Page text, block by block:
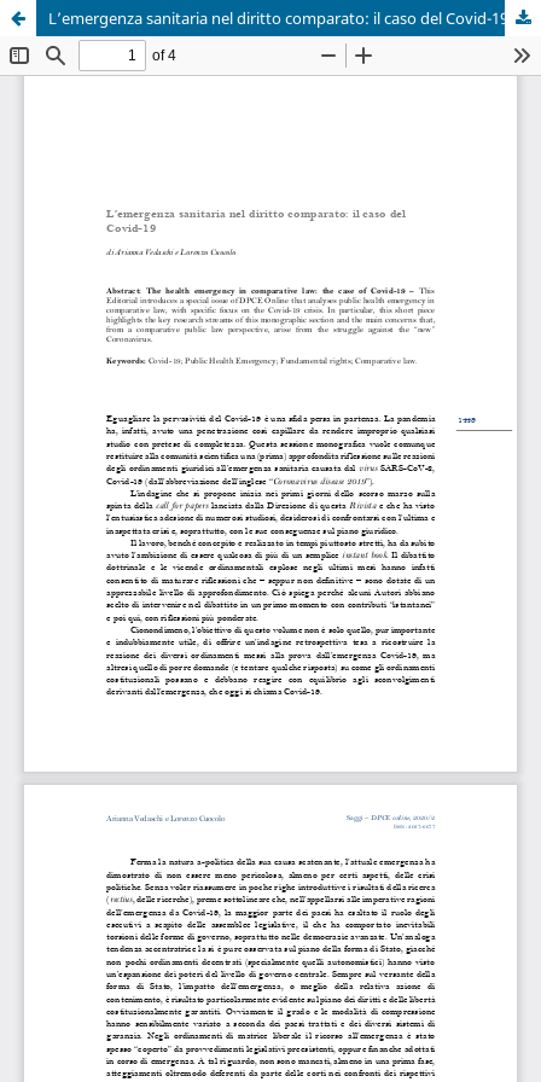
L’emergenza sanitaria nel diritto comparato: il caso del Covid-19